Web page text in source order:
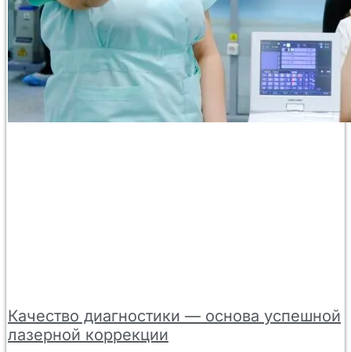
Качество диагностики — основа успешной
лазерной коррекции